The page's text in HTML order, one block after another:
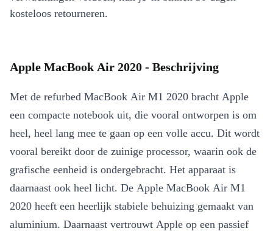
kosteloos retourneren.
Apple MacBook Air 2020 - Beschrijving
Met de refurbed MacBook Air M1 2020 bracht Apple
een compacte notebook uit, die vooral ontworpen is om
heel, heel lang mee te gaan op een volle accu. Dit wordt
vooral bereikt door de zuinige processor, waarin ook de
grafische eenheid is ondergebracht. Het apparaat is
daarnaast ook heel licht. De Apple MacBook Air M1
2020 heeft een heerlijk stabiele behuizing gemaakt van
aluminium. Daarnaast vertrouwt Apple op een passief